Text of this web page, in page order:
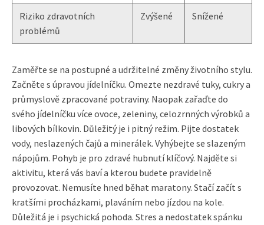
Riziko zdravotních
problémů
Zvýšené Snížené
Zaměřte se na postupné a udržitelné změny životního stylu.
Začněte s úpravou jídelníčku. Omezte nezdravé tuky, cukry a
průmyslově zpracované potraviny. Naopak zařaďte do
svého jídelníčku více ovoce, zeleniny, celozrnných výrobků a
libových bílkovin. Důležitý je i pitný režim. Pijte dostatek
vody, neslazených čajů a minerálek. Vyhýbejte se slazeným
nápojům. Pohyb je pro zdravé hubnutí klíčový. Najděte si
aktivitu, která vás baví a kterou budete pravidelně
provozovat. Nemusíte hned běhat maratony. Stačí začít s
kratšími procházkami, plaváním nebo jízdou na kole.
Důležitá je i psychická pohoda. Stres a nedostatek spánku